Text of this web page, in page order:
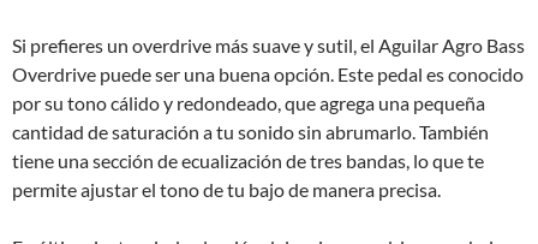
Si prefieres un overdrive más suave y sutil, el Aguilar Agro Bass
Overdrive puede ser una buena opción. Este pedal es conocido
por su tono cálido y redondeado, que agrega una pequeña
cantidad de saturación a tu sonido sin abrumarlo. También
tiene una sección de ecualización de tres bandas, lo que te
permite ajustar el tono de tu bajo de manera precisa.